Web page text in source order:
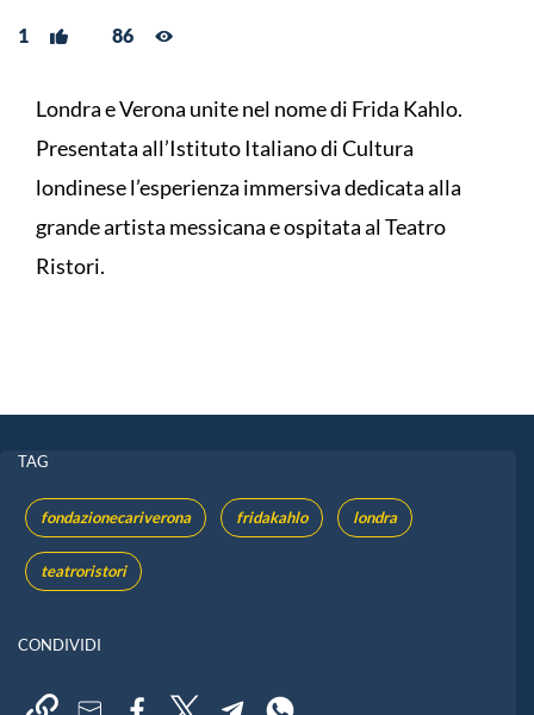
1 86
Londra e Verona unite nel nome di Frida Kahlo.
Presentata all’Istituto Italiano di Cultura
londinese l’esperienza immersiva dedicata alla
grande artista messicana e ospitata al Teatro
Ristori.
TAG
fondazionecariverona fridakahlo londra
teatroristori
CONDIVIDI